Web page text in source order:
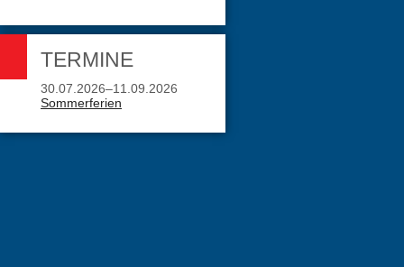
TERMINE
30.07.2026–11.09.2026
Sommerferien